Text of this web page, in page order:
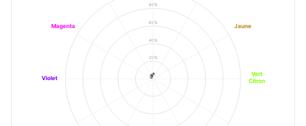
20%
40%
60%
80%
Jaune
Vert
Citron
Violet
Magenta